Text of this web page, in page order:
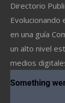
Directorio
en una guía
un alto nivel
medios